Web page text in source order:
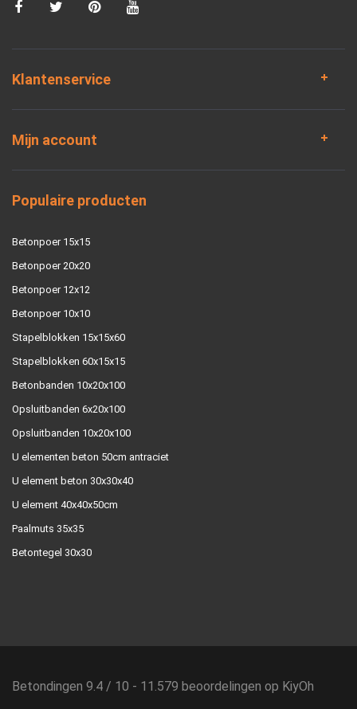
Klantenservice
Mijn account
Populaire producten
Betonpoer 15x15
Betonpoer 20x20
Betonpoer 12x12
Betonpoer 10x10
Stapelblokken 15x15x60
Stapelblokken 60x15x15
Betonbanden 10x20x100
Opsluitbanden 6x20x100
Opsluitbanden 10x20x100
U elementen beton 50cm antraciet
U element beton 30x30x40
U element 40x40x50cm
Paalmuts 35x35
Betontegel 30x30
Betondingen 9.4 / 10 - 11.579 beoordelingen op KiyOh